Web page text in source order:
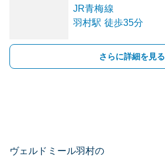
JR青梅線
羽村駅 徒歩35分
さらに詳細を見る
ヴェルドミール羽村の